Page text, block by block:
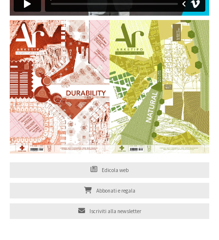
Edicola web
Abbonati e regala
Iscriviti alla newsletter